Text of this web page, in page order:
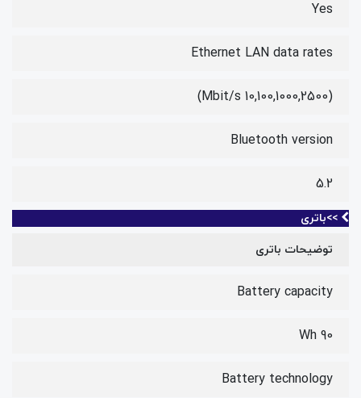
Yes
Ethernet LAN data rates
(10,100,1000,2500 Mbit/s)
Bluetooth version
5.2
>>باتری
توضیحات باتری
Battery capacity
90 Wh
Battery technology